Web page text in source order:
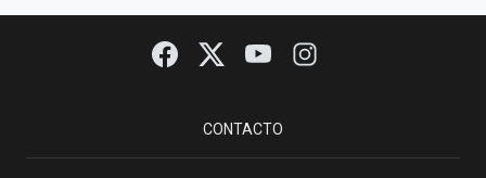
CONTACTO